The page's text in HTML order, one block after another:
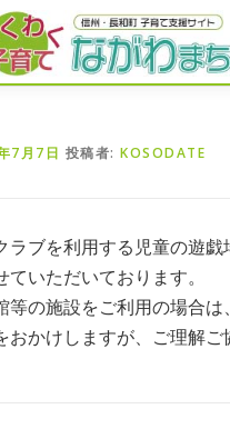
7月7日 投稿者: KOSODATE
ラブを利用する児童の遊
ていただいております。
等の施設をご利用の場合は
おかけしますが、ご理解ご